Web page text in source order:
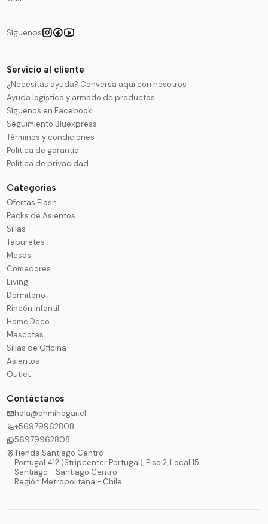
Síguenos
Servicio al cliente
¿Necesitas ayuda? Conversa aquí con nosotros
Ayuda logistica y armado de productos
Síguenos en Facebook
Seguimiento Bluexpress
Términos y condiciones
Política de garantía
Política de privacidad
Categorias
Ofertas Flash
Packs de Asientos
Sillas
Taburetes
Mesas
Comedores
Living
Dormitorio
Rincón Infantil
Home Deco
Mascotas
Sillas de Oficina
Asientos
Outlet
Contáctanos
hola@ohmihogar.cl
+56979962808
56979962808
Tienda Santiago Centro
Portugal 412 (Stripcenter Portugal), Piso 2, Local 15
Santiago - Santiago Centro
Región Metropolitana - Chile